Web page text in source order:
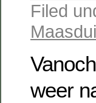
Filed
weer